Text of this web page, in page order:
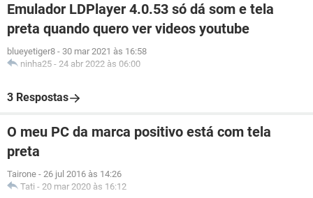
Emulador LDPlayer 4.0.53 só dá som e tela
preta quando quero ver videos youtube
blueyetiger8 - 30 mar 2021 às 16:58
ninha25 - 24 abr 2022 às 06:00
3 Respostas
O meu PC da marca positivo está com tela
preta
Tairone - 26 jul 2016 às 14:26
Tati - 20 mar 2020 às 16:12